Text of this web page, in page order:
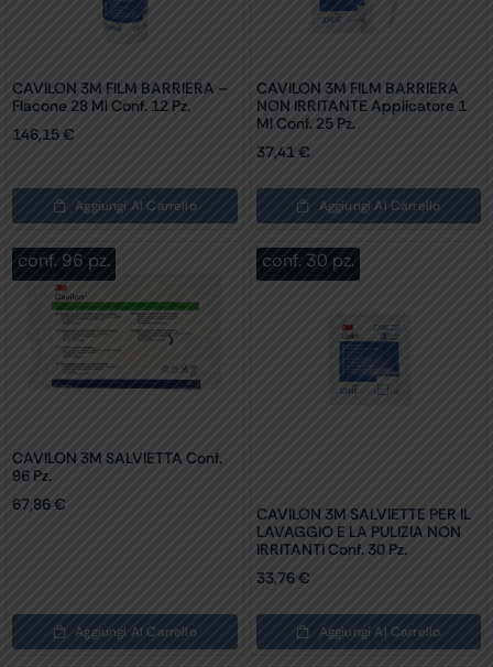
CAVILON 3M FILM BARRIERA –
Flacone 28 Ml Conf. 12 Pz.
146,15 €
Aggiungi Al Carrello
CAVILON 3M FILM BARRIERA
NON IRRITANTE Applicatore 1
Ml Conf. 25 Pz.
37,41 €
Aggiungi Al Carrello
conf. 96 pz.
CAVILON 3M SALVIETTA Conf.
96 Pz.
67,86€
Aggiungi Al Carrello
conf. 30 pz.
CAVILON 3M SALVIETTE PER IL
LAVAGGIO E LA PULIZIA NON
IRRITANTI Conf. 30 Pz.
33,76€
Aggiungi Al Carrello